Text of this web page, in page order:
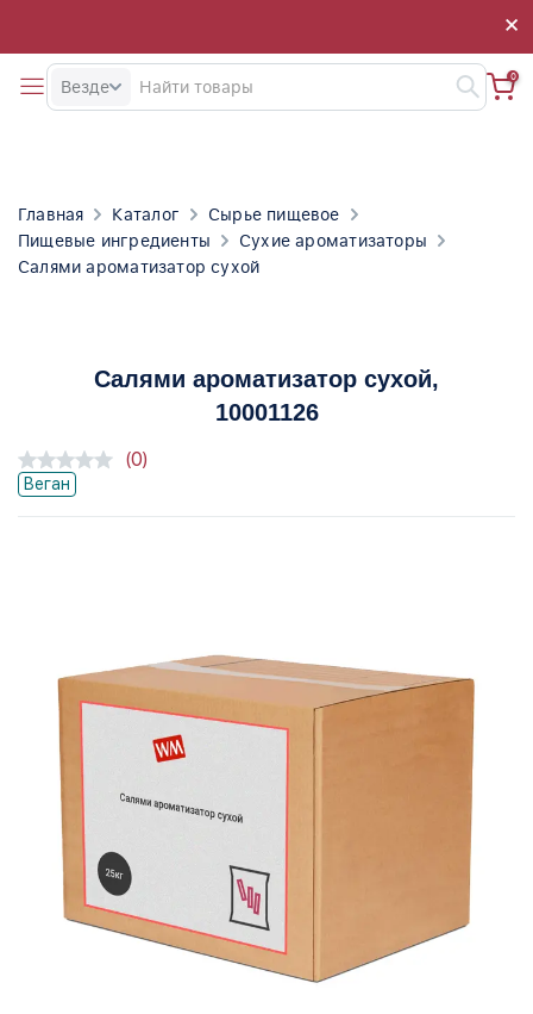
×
×
Везде
0
Главная Каталог
Сырье пищевое
Пищевые ингредиенты
Сухие ароматизаторы
Салями ароматизатор сухой
Салями ароматизатор сухой,
10001126
Веган
(0)